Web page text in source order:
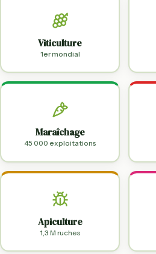
Viticulture
1er mondial
Maraîchage
45 000 exploitations
Apiculture
1,3 M ruches